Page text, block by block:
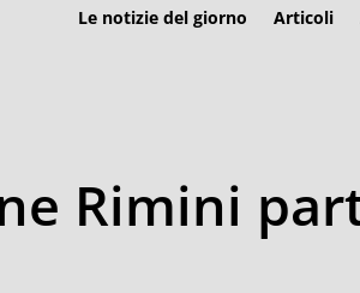
Le notizie del giorno Articoli
Rimini